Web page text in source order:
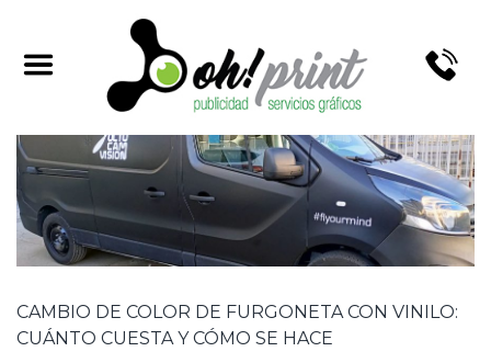
TAG ARCHIVES:ROTULACIÓN DE FURGONETA
CAMBIO DE COLOR DE FURGONETA CON VINILO:
CUÁNTO CUESTA Y CÓMO SE HACE